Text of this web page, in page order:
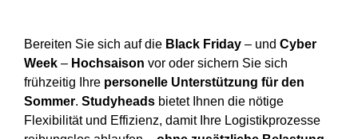
Bereiten Sie sich auf die Black Friday– und Cyber
Week– Hochsaison vor oder sichern Sie sich
frühzeitig Ihre personelle Unterstützung für den
Sommer. Studyheadsbietet Ihnen die nötige
Flexibilität und Effizienz, damit Ihre Logistikprozesse